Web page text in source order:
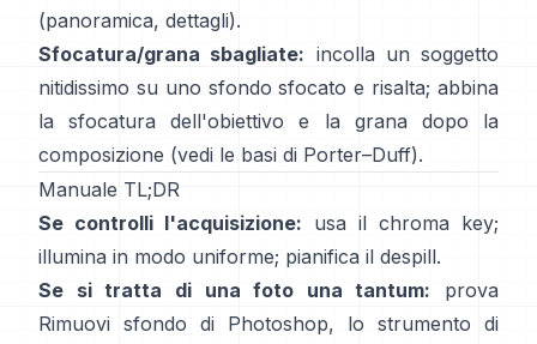
(panoramica, dettagli).
Sfocatura/grana sbagliate: incolla un soggetto
nitidissimo su uno sfondo sfocato e risalta; abbina
la sfocatura dell'obiettivo e la grana dopo la
composizione (vedi le basi di Porter–Duff).
Manuale TL;DR
Se controlli l'acquisizione: usa il chroma key;
illumina in modo uniforme; pianifica il despill.
Se si tratta di una foto una tantum: prova
Rimuovi sfondo di Photoshop, lo strumento di